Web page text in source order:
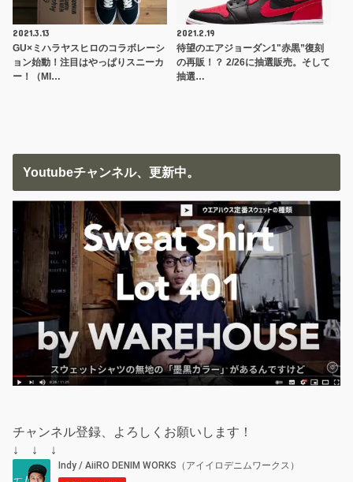
2021.3.13
GU×ミハラヤスヒロのコラボレーシ
ョン始動！注目はやっぱりスニーカ
ー！（MI…
2021.2.19
待望のエアジョーダン1"赤黒”復刻
の再販！？ 2/26に抽選販売。そして
抽選…
Youtubeチャンネル、更新中。
チャンネル登録、よろしくお願いします！
↓ ↓ ↓